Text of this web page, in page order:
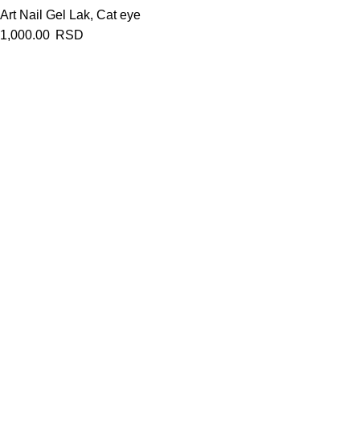
Art Nail Gel Lak, Cat eye
1,000.00 RSD